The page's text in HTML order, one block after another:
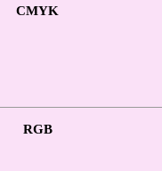
CMYK
RGB